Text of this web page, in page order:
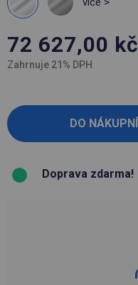
72 627,00 kč
Zahrnuje 21% DPH
Doprava zdarma!